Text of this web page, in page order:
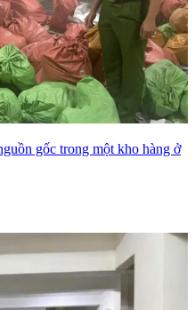
gốc trong một kho hàng ở